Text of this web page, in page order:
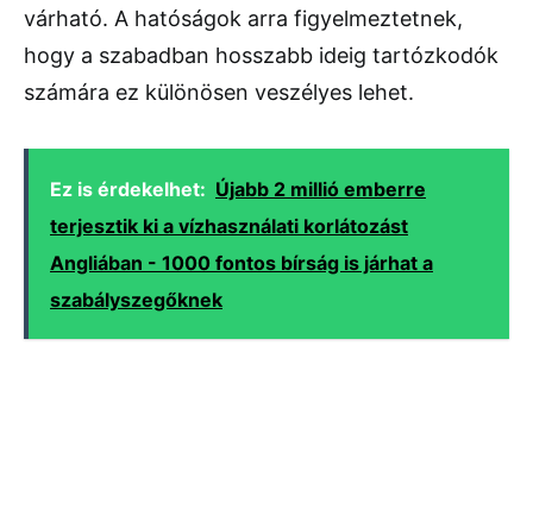
várható. A hatóságok arra figyelmeztetnek,
hogy a szabadban hosszabb ideig tartózkodók
számára ez különösen veszélyes lehet.
Ez is érdekelhet: Újabb 2 millió emberre
terjesztik ki a vízhasználati korlátozást
Angliában - 1000 fontos bírság is járhat a
szabályszegőknek